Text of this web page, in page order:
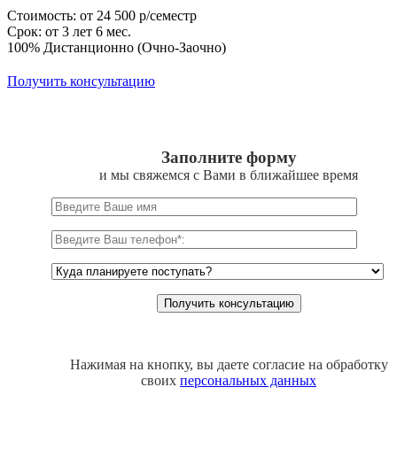
Стоимость: от 24 500 р/семестр
Срок: от 3 лет 6 мес.
100% Дистанционно (Очно-Заочно)
Получить консультацию
Заполните форму
и мы свяжемся с Вами в ближайшее время
Нажимая на кнопку, вы даете согласие на обработку
своих персональных данных